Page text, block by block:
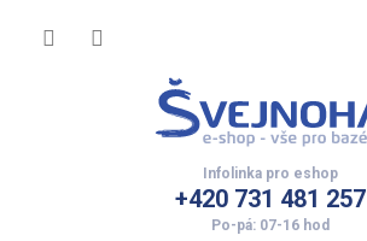
+420 731 481 257